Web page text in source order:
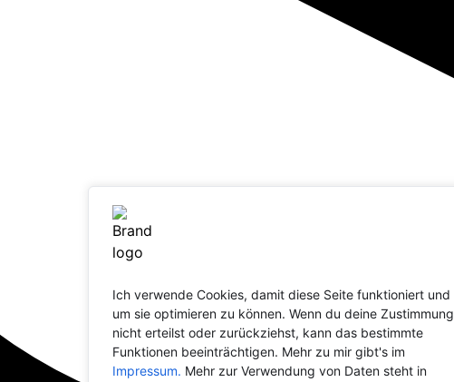
Ich verwende Cookies, damit diese Seite funktioniert und
um sie optimieren zu können. Wenn du deine Zustimmung
nicht erteilst oder zurückziehst, kann das bestimmte
Funktionen beeinträchtigen. Mehr zu mir gibt's im
Impressum. Mehr zur Verwendung von Daten steht in